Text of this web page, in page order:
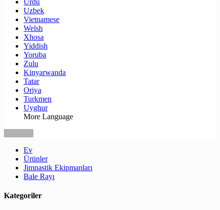
Urdu
Uzbek
Vietnamese
Welsh
Xhosa
Yiddish
Yoruba
Zulu
Kinyarwanda
Tatar
Oriya
Turkmen
Uyghur
More Language
Ev
Ürünler
Jimnastik Ekipmanları
Bale Rayı
Kategoriler